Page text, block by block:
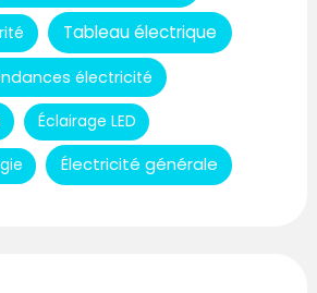
Tableau électrique
électricité
Éclairage LED
Électricité générale